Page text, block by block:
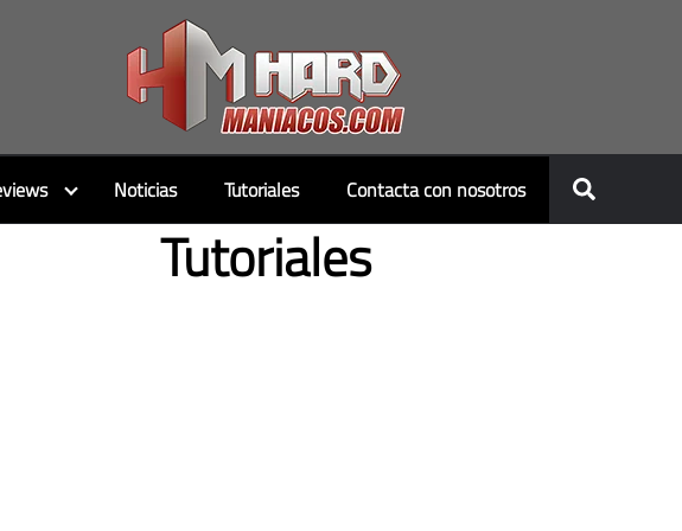
Noticias Tutoriales Contacta con nosotros
Tutoriales